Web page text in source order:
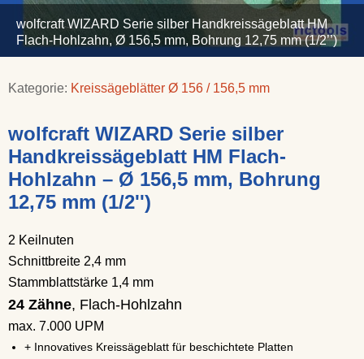
wolfcraft WIZARD Serie silber Handkreissägeblatt HM
Flach-Hohlzahn, Ø 156,5 mm, Bohrung 12,75 mm (1/2’’)
Kategorie: Kreissägeblätter Ø 156 / 156,5 mm
wolfcraft WIZARD Serie silber
Handkreissägeblatt HM Flach-
Hohlzahn – Ø 156,5 mm, Bohrung
12,75 mm (1/2'')
2 Keilnuten
Schnittbreite 2,4 mm
Stammblattstärke 1,4 mm
24 Zähne, Flach-Hohlzahn
max. 7.000 UPM
+ Innovatives Kreissägeblatt für beschichtete Platten